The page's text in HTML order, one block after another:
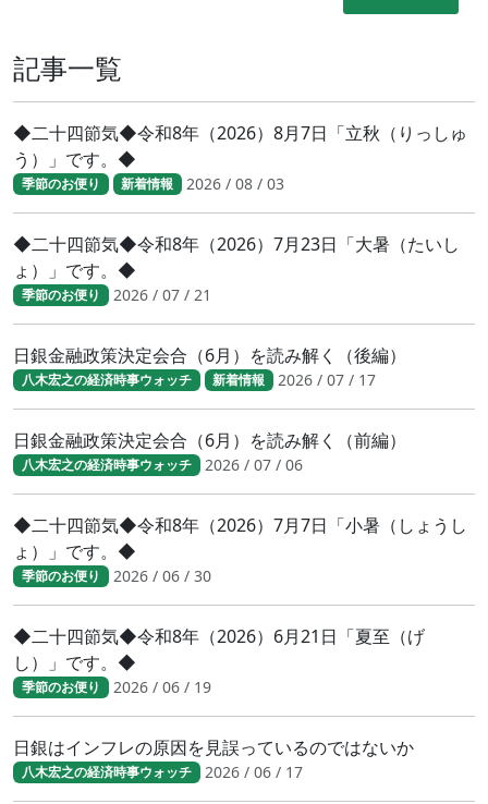
記事一覧
◆二十四節気◆令和8年（2026）8月7日「立秋（りっしゅ
う）」です。◆
季節のお便り 新着情報 2026 / 08 / 03
◆二十四節気◆令和8年（2026）7月23日「大暑（たいし
ょ）」です。◆
季節のお便り 2026 / 07 / 21
日銀金融政策決定会合（6月）を読み解く（後編）
八木宏之の経済時事ウォッチ 新着情報 2026 / 07 / 17
日銀金融政策決定会合（6月）を読み解く（前編）
八木宏之の経済時事ウォッチ 2026 / 07 / 06
◆二十四節気◆令和8年（2026）7月7日「小暑（しょうし
ょ）」です。◆
季節のお便り 2026 / 06 / 30
◆二十四節気◆令和8年（2026）6月21日「夏至（げ
し）」です。◆
季節のお便り 2026 / 06 / 19
日銀はインフレの原因を見誤っているのではないか
八木宏之の経済時事ウォッチ 2026 / 06 / 17